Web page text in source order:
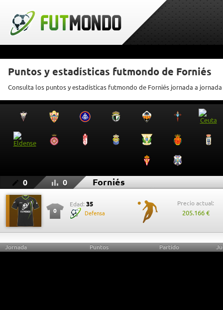
Puntos y estadísticas futmondo de Forniés
Consulta los puntos y estadísticas futmondo de Forniés jornada a jornada
0 0 Forniés
0
Edad: 35
Defensa
Precio actual:
205.166 €
Jornada Puntos Partido